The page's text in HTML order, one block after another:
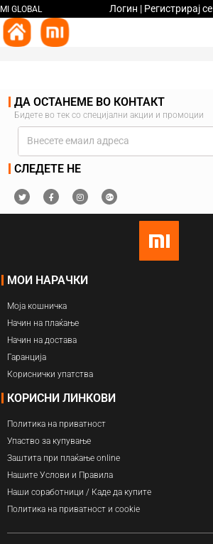
MI GLOBAL Логин | Регистрирај се
ДА ОСТАНЕМЕ ВО КОНТАКТ
Бидете во тек со специјални акции и промоции
СЛЕДЕТЕ НЕ
МОИ НАРАЧКИ
Моја кошничка
Начин на плаќање
Начин на достава
Гаранција
Кориснички упатства
КОРИСНИ ЛИНКОВИ
Политика на приватност
Упаство за купување
Заштита при плаќање online
Нашите Услови и Правила
Наши соработници / Каде да купите
Политика на приватност и cookie